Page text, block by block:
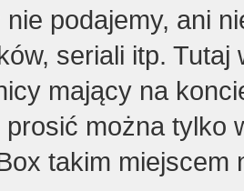
podajemy, ani
seriali itp. Tutaj
mający na
prosić można tylko
takim miejscem